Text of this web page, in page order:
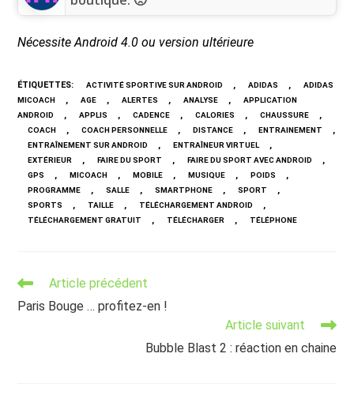
Nécessite Android 4.0 ou version ultérieure
ÉTIQUETTES: ACTIVITÉ SPORTIVE SUR ANDROID , ADIDAS ,
ADIDAS
MICOACH
, AGE , ALERTES , ANALYSE ,
APPLICATION
ANDROID
, APPLIS , CADENCE , CALORIES , CHAUSSURE ,
COACH , COACH PERSONNELLE , DISTANCE , ENTRAINEMENT ,
ENTRAÎNEMENT SUR ANDROID , ENTRAÎNEUR VIRTUEL ,
EXTÉRIEUR , FAIRE DU SPORT , FAIRE DU SPORT AVEC ANDROID ,
GPS , MICOACH , MOBILE , MUSIQUE , POIDS ,
PROGRAMME , SALLE , SMARTPHONE , SPORT ,
SPORTS , TAILLE , TÉLÉCHARGEMENT ANDROID ,
TÉLÉCHARGEMENT GRATUIT , TÉLÉCHARGER , TÉLÉPHONE
Read
articles
Article précédent
Paris Bouge … profitez-en !
Article suivant
Bubble Blast 2 : réaction en chaine